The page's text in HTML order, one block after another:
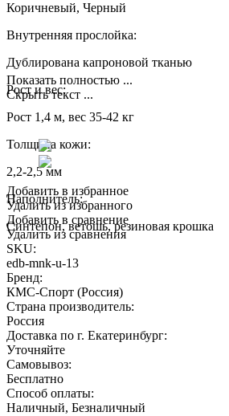
Коричневый, Черный
Внутренняя прослойка:
Дублирована капроновой тканью
Рост и вес:
Рост 1,4 м, вес 35-42 кг
Толщина кожи:
2,2-2,5 мм
Наполнитель:
Синтепон, ветошь, резиновая крошка
Показать полностью ...
Скрыть текст ...
Добавить в избранное
Удалить из избранного
Добавить в сравнение
Удалить из сравнения
SKU:
edb-mnk-u-13
Бренд:
КМС-Спорт (Россия)
Страна производитель:
Россия
Доставка по г. Екатеринбург:
Уточняйте
Самовывоз:
Бесплатно
Способ оплаты:
Наличный, Безналичный